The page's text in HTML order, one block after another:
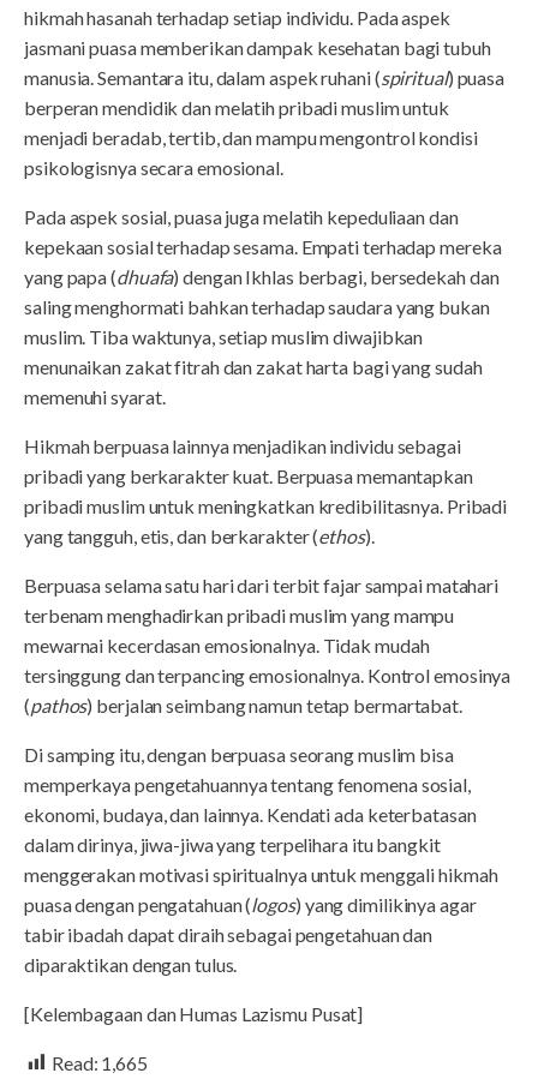
hikmah hasanah terhadap setiap individu. Pada aspek
jasmani puasa memberikan dampak kesehatan bagi tubuh
manusia. Semantara itu, dalam aspek ruhani (spiritual) puasa
berperan mendidik dan melatih pribadi muslim untuk
menjadi beradab, tertib, dan mampu mengontrol kondisi
psikologisnya secara emosional.
Pada aspek sosial, puasa juga melatih kepeduliaan dan
kepekaan sosial terhadap sesama. Empati terhadap mereka
yang papa (dhuafa) dengan Ikhlas berbagi, bersedekah dan
saling menghormati bahkan terhadap saudara yang bukan
muslim. Tiba waktunya, setiap muslim diwajibkan
menunaikan zakat fitrah dan zakat harta bagi yang sudah
memenuhi syarat.
Hikmah berpuasa lainnya menjadikan individu sebagai
pribadi yang berkarakter kuat. Berpuasa memantapkan
pribadi muslim untuk meningkatkan kredibilitasnya. Pribadi
yang tangguh, etis, dan berkarakter (ethos).
Berpuasa selama satu hari dari terbit fajar sampai matahari
terbenam menghadirkan pribadi muslim yang mampu
mewarnai kecerdasan emosionalnya. Tidak mudah
tersinggung dan terpancing emosionalnya. Kontrol emosinya
(pathos) berjalan seimbang namun tetap bermartabat.
Di samping itu, dengan berpuasa seorang muslim bisa
memperkaya pengetahuannya tentang fenomena sosial,
ekonomi, budaya, dan lainnya. Kendati ada keterbatasan
dalam dirinya, jiwa-jiwa yang terpelihara itu bangkit
menggerakan motivasi spiritualnya untuk menggali hikmah
puasa dengan pengatahuan (logos) yang dimilikinya agar
tabir ibadah dapat diraih sebagai pengetahuan dan
diparaktikan dengan tulus.
[Kelembagaan dan Humas Lazismu Pusat]
Read: 1,665